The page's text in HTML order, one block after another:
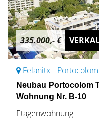
335.000,- €
Felanitx - Portocolom
Neubau Portocolom
Wohnung Nr. B-10
Etagenwohnung